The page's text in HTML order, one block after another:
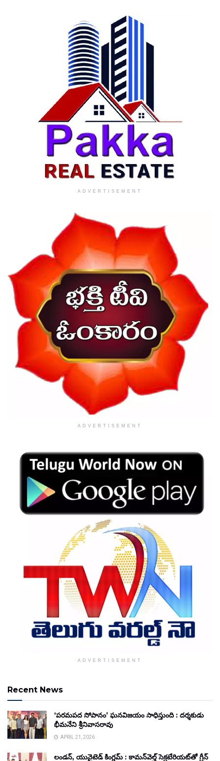
ADVERTISEMENT
ADVERTISEMENT
ADVERTISEMENT
Recent News
‘పరమపద సోపానం’ ఘనవిజయం సాధిస్తుంది : దర్శకుడు
భీమనేని శ్రీనివాసరావు
APRIL 21, 2026
లండన్, యునైటెడ్ కింగ్డమ్ : కామన్‌వెల్త్ సెక్రటేరియట్‌తో గ్రీన్